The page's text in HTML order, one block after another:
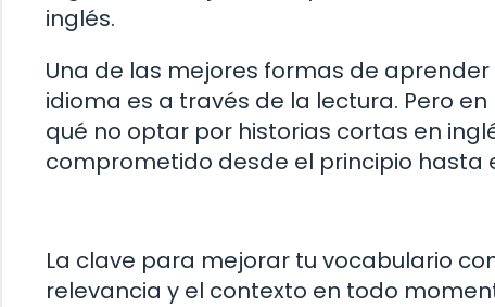
inglés.
Una de las mejores formas de
idioma es a través de la lectura. Pero
qué no optar por historias cortas en
comprometido desde el principio hasta
La clave para mejorar tu vocabulario
relevancia y el contexto en todo